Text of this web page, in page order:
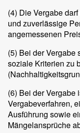
(4) Die Vergabe
und zuverlässige
angemessenen
(5) Bei der Vergabe
soziale Kriterien zu
(6) Bei der Vergabe
Vergabeverfahren,
Ausführung sowie
Mängelansprüche